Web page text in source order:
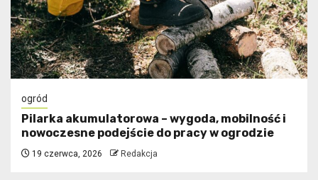
ogród
Pilarka akumulatorowa – wygoda, mobilność i
nowoczesne podejście do pracy w ogrodzie
19 czerwca, 2026 Redakcja